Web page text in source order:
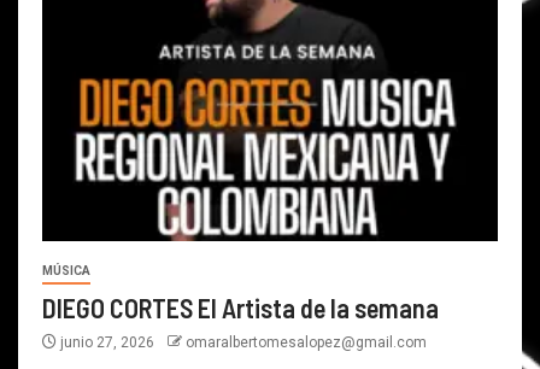
MÚSICA
DIEGO CORTES El Artista de la semana
junio 27, 2026 omaralbertomesalopez@gmail.com